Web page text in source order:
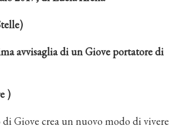
avvisaglia di un Giove portatore di
)
Giove crea un nuovo modo di vivere